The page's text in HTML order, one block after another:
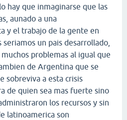
hay que inmaginarse que las
aunado a una
y el trabajo de la gente en
un pais desarrollado,
problemas al igual que
de Argentina que se
sobreviva a esta crisis
de quien sea mas fuerte sino
los recursos y sin
latinoamerica son